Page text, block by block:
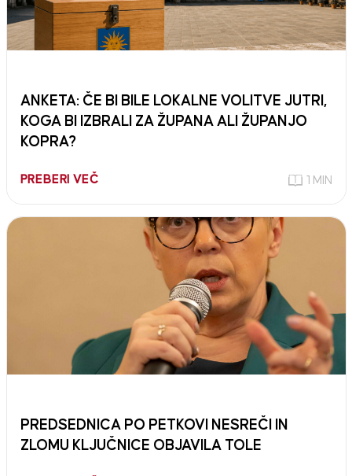
ANKETA: ČE BI BILE LOKALNE VOLITVE JUTRI,
KOGA BI IZBRALI ZA ŽUPANA ALI ŽUPANJO
KOPRA?
PREBERI VEČ 1 MIN
PREDSEDNICA PO PETKOVI NESREČI IN
ZLOMU KLJUČNICE OBJAVILA TOLE